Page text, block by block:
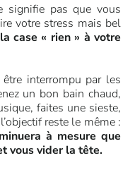
signifie pas que vous
votre stress mais bel
case « rien » à votre
interrompu par les
un bon bain chaud,
faites une sieste,
reste le même :
à mesure que
vous vider la tête.